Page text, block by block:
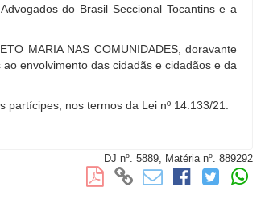
do Brasil Seccional Tocantins e a
MARIA NAS COMUNIDADES, doravante
envolvimento das cidadãs e cidadãos e da
nos termos da Lei nº 14.133/21.
DJ nº. 5889, Matéria nº. 889292